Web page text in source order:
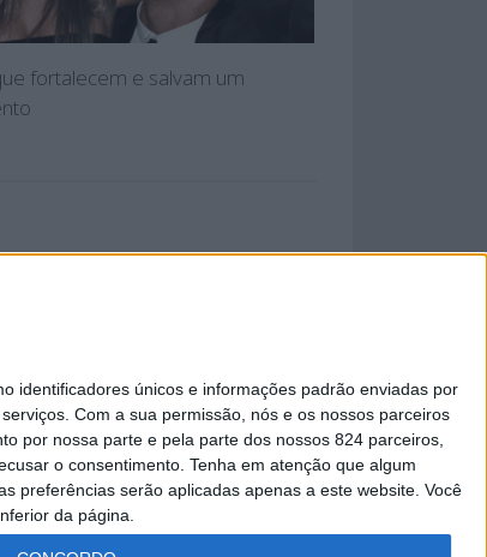
identificadores únicos e informações padrão enviadas por
Com a sua permissão, nós e os nossos parceiros
por nossa parte e pela parte dos nossos 824 parceiros,
o consentimento. Tenha em atenção que algum
preferências serão aplicadas apenas a este website. Você
da página.
fortalecem e salvam um